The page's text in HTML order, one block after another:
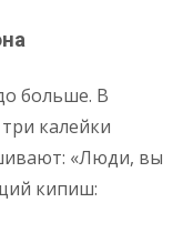
больше. В
калейки
«Люди, вы
кипиш: